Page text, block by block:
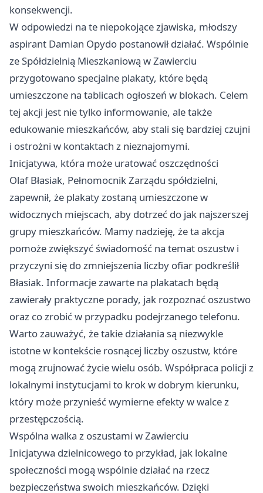
konsekwencji.
W odpowiedzi na te niepokojące zjawiska, młodszy
aspirant Damian Opydo postanowił działać. Wspólnie
ze Spółdzielnią Mieszkaniową w Zawierciu
przygotowano specjalne plakaty, które będą
umieszczone na tablicach ogłoszeń w blokach. Celem
tej akcji jest nie tylko informowanie, ale także
edukowanie mieszkańców, aby stali się bardziej czujni
i ostrożni w kontaktach z nieznajomymi.
Inicjatywa, która może uratować oszczędności
Olaf Błasiak, Pełnomocnik Zarządu spółdzielni,
zapewnił, że plakaty zostaną umieszczone w
widocznych miejscach, aby dotrzeć do jak najszerszej
grupy mieszkańców. Mamy nadzieję, że ta akcja
pomoże zwiększyć świadomość na temat oszustw i
przyczyni się do zmniejszenia liczby ofiar podkreślił
Błasiak. Informacje zawarte na plakatach będą
zawierały praktyczne porady, jak rozpoznać oszustwo
oraz co zrobić w przypadku podejrzanego telefonu.
Warto zauważyć, że takie działania są niezwykle
istotne w kontekście rosnącej liczby oszustw, które
mogą zrujnować życie wielu osób. Współpraca policji z
lokalnymi instytucjami to krok w dobrym kierunku,
który może przynieść wymierne efekty w walce z
przestępczością.
Wspólna walka z oszustami w Zawierciu
Inicjatywa dzielnicowego to przykład, jak lokalne
społeczności mogą wspólnie działać na rzecz
bezpieczeństwa swoich mieszkańców. Dzięki